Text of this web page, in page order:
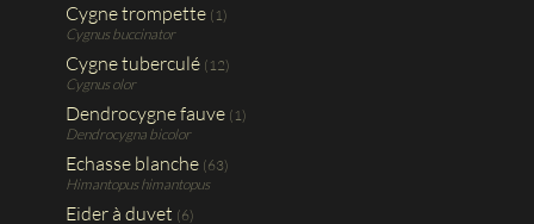
Cygne trompette (1)
Cygnus buccinator
Cygne tuberculé (12)
Cygnus olor
Dendrocygne fauve (1)
Dendrocygna bicolor
Echasse blanche (63)
Himantopus himantopus
Eider à duvet (6)